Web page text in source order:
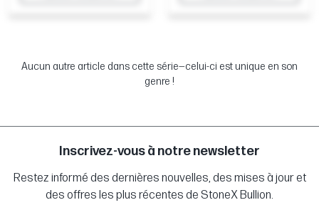
Aucun autre article dans cette série—celui-ci est unique en son
genre !
Inscrivez-vous à notre newsletter
Restez informé des dernières nouvelles, des mises à jour et
des offres les plus récentes de StoneX Bullion.